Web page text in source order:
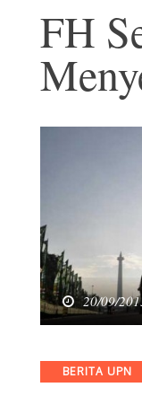
FH
20/09/
Categories
BERITA UPN